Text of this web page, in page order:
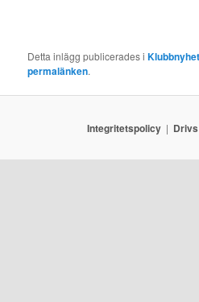
Detta inlägg publicerades i
permalänken.
Integritetspolicy